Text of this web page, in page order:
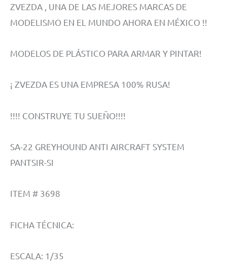
ZVEZDA , UNA DE LAS MEJORES MARCAS DE
MODELISMO EN EL MUNDO AHORA EN MÉXICO !!
MODELOS DE PLÁSTICO PARA ARMAR Y PINTAR!
¡ ZVEZDA ES UNA EMPRESA 100% RUSA!
!!!! CONSTRUYE TU SUEÑO!!!!
SA-22 GREYHOUND ANTI AIRCRAFT SYSTEM
PANTSIR-SI
ITEM # 3698
FICHA TÉCNICA:
ESCALA: 1/35